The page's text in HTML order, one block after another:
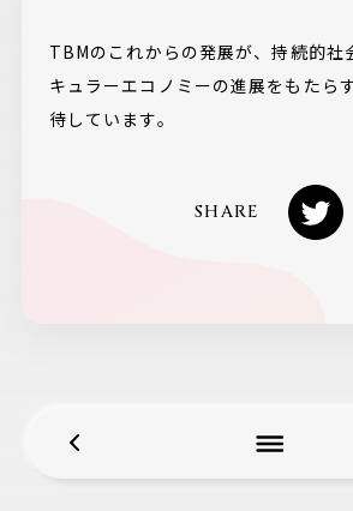
TBMのこれからの発展が、持続的社
キュラーエコノミーの進展をもたら
待しています。
SHARE